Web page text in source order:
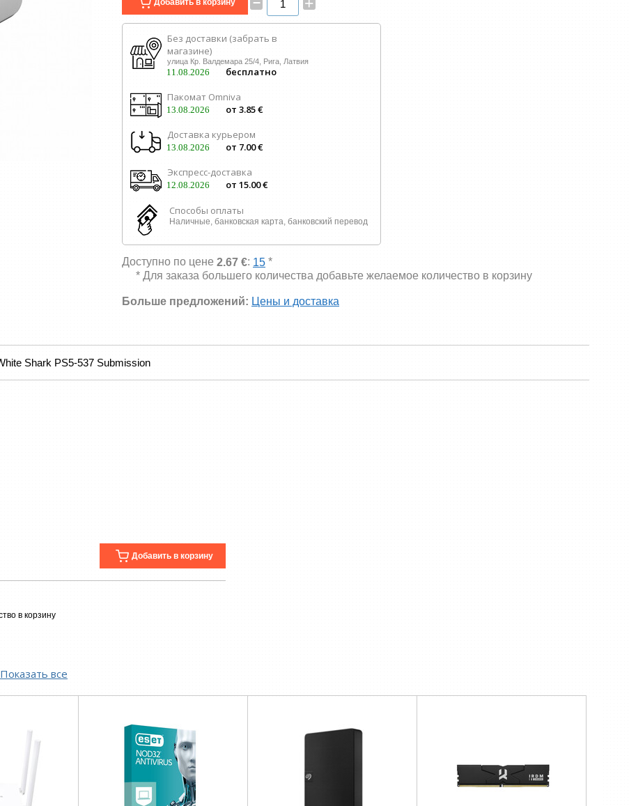
связано с покупкой или доставкой товаров
Добавить в корзину +
Без доставки (забрать в
магазине)
улица Кр. Валдемара 25/4, Рига, Латвия
11.08.2026
бесплатно
Пакомат Omniva
13.08.2026
от 3.85 €
Доставка курьером
13.08.2026
от 7.00 €
Экспресс-доставка
12.08.2026 от 15.00 €
Способы оплаты
Наличные, банковская карта, банковский перевод
Доступно по цене 2.67 €: 15 *
* Для заказа большего количества добавьте желаемое количество в корзину
Больше предложений: Цены и доставка
Shark PS5-537 Submission
Добавить в корзину
в корзину
Показать все